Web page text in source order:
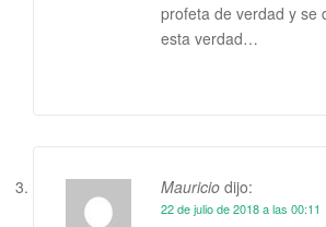
profeta de verdad y se
esta verdad…
Mauricio dijo:
22 de julio de 2018 a las 00:11